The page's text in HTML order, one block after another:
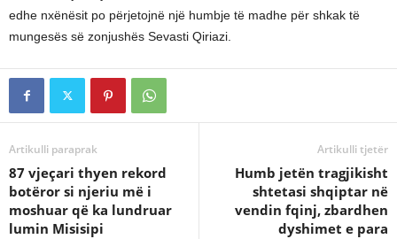
edhe nxënësit po përjetojnë një humbje të madhe për shkak të
mungesës së zonjushës Sevasti Qiriazi.
Artikulli paraprak
87 vjeçari thyen rekord
botëror si njeriu më i
moshuar që ka lundruar
lumin Misisipi
Artikulli tjetër
Humb jetën tragjikisht
shtetasi shqiptar në
vendin fqinj, zbardhen
dyshimet e para